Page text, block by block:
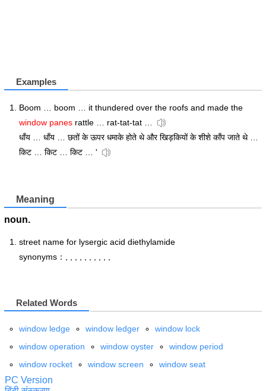
Examples
Boom … boom … it thundered over the roofs and made the
window panes rattle … rat-tat-tat …
धाँय … धाँय … छतों के ऊपर धमाके होते थे और खिड़कियों के शीशे काँप जाते थे …
किट … किट … किट … '
Meaning
noun.
street name for lysergic acid diethylamide
synonyms：, , , , , , , , , ,
Related Words
window ledge window ledger
window lock
window operation
window oyster
window period
window rocket
window screen window seat
PC Version